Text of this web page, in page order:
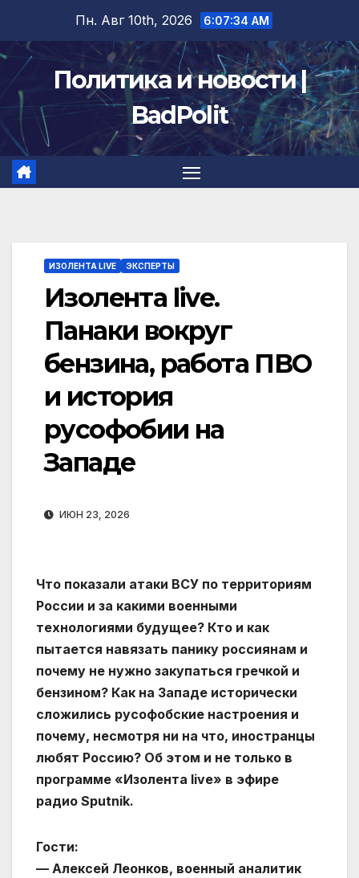
содержимому
Пн. Авг 10th, 2026 6:07:35 AM
Политика и новости |
BadPolit
ИЗОЛЕНТА LIVE ЭКСПЕРТЫ
Изолента live.
Панаки вокруг
бензина, работа ПВО
и история
русофобии на
Западе
ИЮН 23, 2026
Что показали атаки ВСУ по территориям
России и за какими военными
технологиями будущее? Кто и как
пытается навязать панику россиянам и
почему не нужно закупаться гречкой и
бензином? Как на Западе исторически
сложились русофобские настроения и
почему, несмотря ни на что, иностранцы
любят Россию? Об этом и не только в
программе «Изолента live» в эфире
радио Sputnik.
Гости:
— Алексей Леонков, военный аналитик